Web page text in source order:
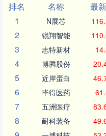
排名
名称 最
1
N展芯
2 锐翔智能
3 志特新材
4 博腾股份
5 近岸蛋白
6 毕得医药
7 五洲医疗
8 耐科装备